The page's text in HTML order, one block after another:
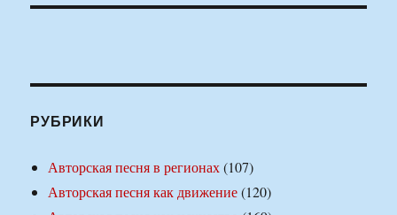
РУБРИКИ
Авторская песня в регионах(107)
Авторская песня как движение(120)